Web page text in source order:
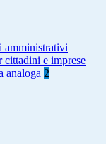
amministrativi
e imprese
analoga 2